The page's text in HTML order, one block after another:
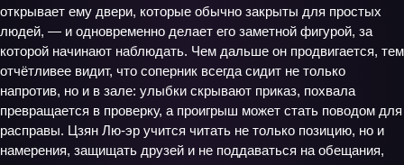
открывает ему двери, которые обычно закрыты для простых
людей, — и одновременно делает его заметной фигурой, за
которой начинают наблюдать. Чем дальше он продвигается, тем
отчётливее видит, что соперник всегда сидит не только
напротив, но и в зале: улыбки скрывают приказ, похвала
превращается в проверку, а проигрыш может стать поводом для
расправы. Цзян Лю-эр учится читать не только позицию, но и
намерения, защищать друзей и не поддаваться на обещания,